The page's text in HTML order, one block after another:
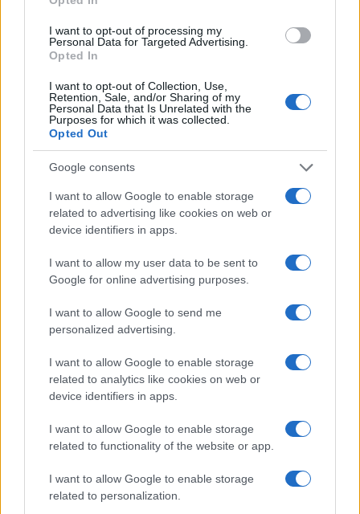
I want to opt-out of processing my
Personal Data for Targeted Advertising.
Opted In
I want to opt-out of Collection, Use,
Retention, Sale, and/or Sharing of my
Personal Data that Is Unrelated with the
Purposes for which it was collected.
Opted Out
Google consents
I want to allow Google to enable storage
related to advertising like cookies on web or
device identifiers in apps.
I want to allow my user data to be sent to
Google for online advertising purposes.
I want to allow Google to send me
personalized advertising.
I want to allow Google to enable storage
related to analytics like cookies on web or
device identifiers in apps.
I want to allow Google to enable storage
related to functionality of the website or app.
I want to allow Google to enable storage
related to personalization.
nell’estate 2026
Controlli all’aeroporto di Olbia, sequestrati
caviale e sabbia rubata
Migliori cliniche di estetica medicale avanzata
in Europa: classifica dei 5 centri di riferimento
NECROLOGIE
Mario Malu